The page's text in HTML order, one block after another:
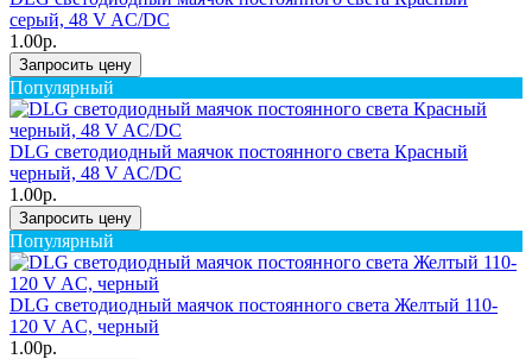
серый, 48 V AC/DC
1.00р.
Запросить цену
Популярный
DLG светодиодный маячок постоянного света Красный
черный, 48 V AC/DC
1.00р.
Запросить цену
Популярный
DLG светодиодный маячок постоянного света Желтый 110-
120 V AC, черный
1.00р.